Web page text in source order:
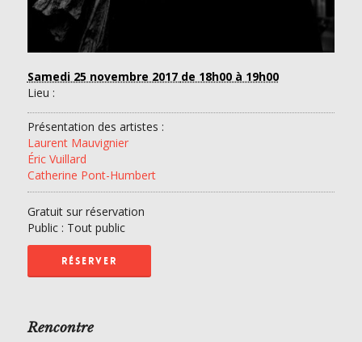
Samedi 25 novembre 2017 de 18h00 à 19h00
Lieu :
Présentation des artistes :
Laurent Mauvignier
Éric Vuillard
Catherine Pont-Humbert
Gratuit sur réservation
Public : Tout public
RÉSERVER
Rencontre